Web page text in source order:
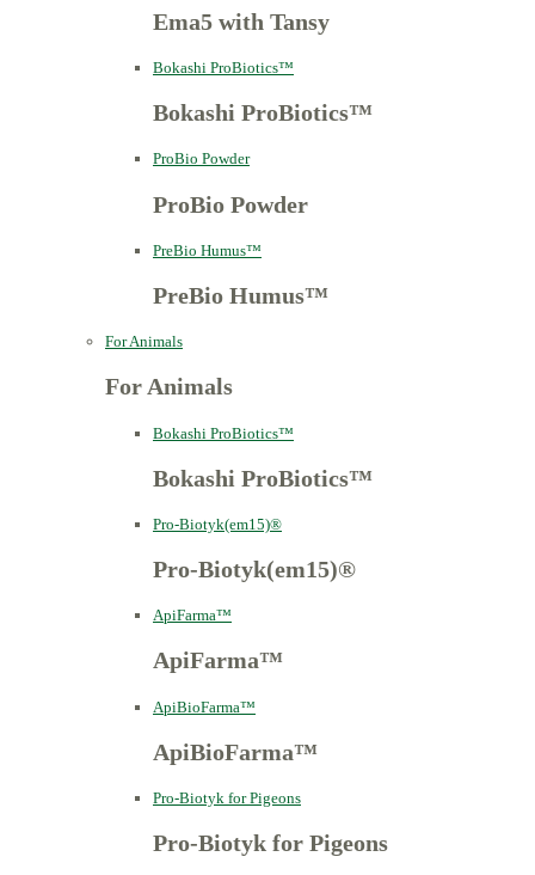
Ema5 with Tansy
Bokashi ProBiotics™
Bokashi ProBiotics™
ProBio Powder
ProBio Powder
PreBio Humus™
PreBio Humus™
For Animals
For Animals
Bokashi ProBiotics™
Bokashi ProBiotics™
Pro-Biotyk(em15)®
Pro-Biotyk(em15)®
ApiFarma™
ApiFarma™
ApiBioFarma™
ApiBioFarma™
Pro-Biotyk for Pigeons
Pro-Biotyk for Pigeons